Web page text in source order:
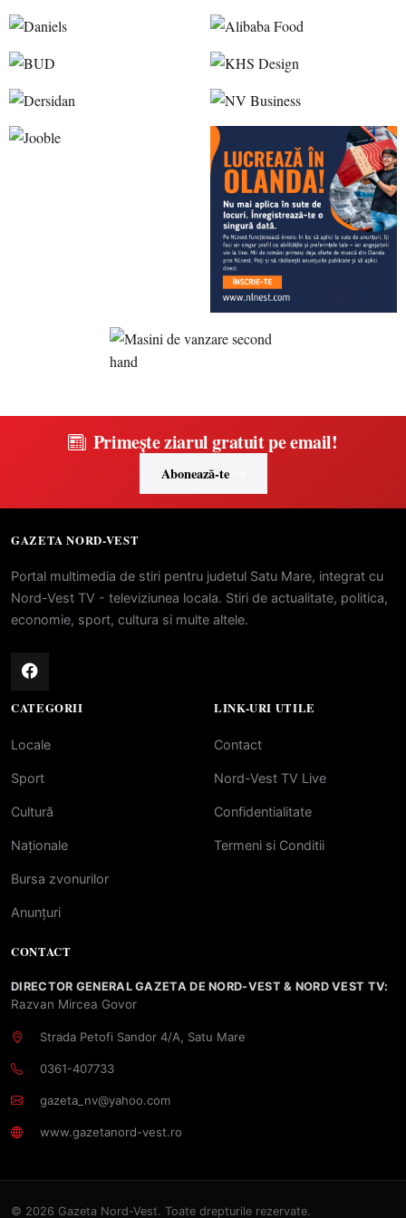
Primește ziarul gratuit pe email!
Abonează-te
GAZETA NORD-VEST
Portal multimedia de stiri pentru judetul Satu Mare, integrat cu
Nord-Vest TV - televiziunea locala. Stiri de actualitate, politica,
economie, sport, cultura si multe altele.
CATEGORII
Locale
Sport
Cultură
Naționale
Bursa zvonurilor
Anunțuri
LINK-URI UTILE
Contact
Nord-Vest TV Live
Confidentialitate
Termeni si Conditii
CONTACT
DIRECTOR GENERAL GAZETA DE NORD-VEST & NORD VEST TV:
Razvan Mircea Govor
Strada Petofi Sandor 4/A, Satu Mare
0361-407733
gazeta_nv@yahoo.com
www.gazetanord-vest.ro
© 2026 Gazeta Nord-Vest. Toate drepturile rezervate.